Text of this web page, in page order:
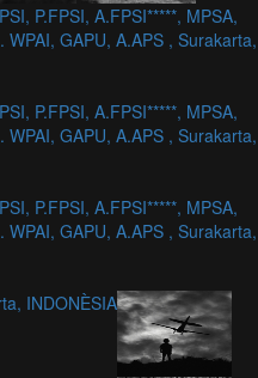
P.FPSI, A.FPSI*****, MPSA,
GAPU, A.APS , Surakarta,
P.FPSI, A.FPSI*****, MPSA,
GAPU, A.APS , Surakarta,
P.FPSI, A.FPSI*****, MPSA,
GAPU, A.APS , Surakarta,
INDONÈSIA